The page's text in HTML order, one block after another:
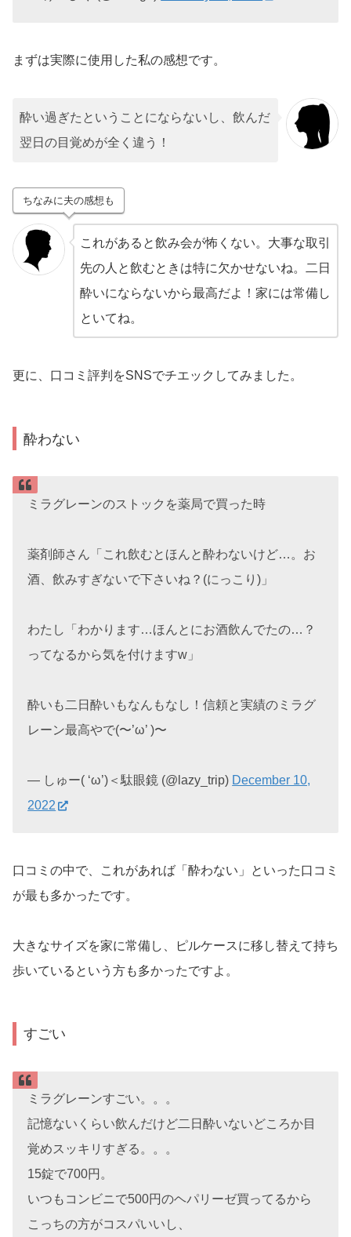
まずは実際に使用した私の感想です。
酔い過ぎたということにならないし、飲んだ
翌日の目覚めが全く違う！
ちなみに夫の感想も
これがあると飲み会が怖くない。大事な取引
先の人と飲むときは特に欠かせないね。二日
酔いにならないから最高だよ！家には常備し
といてね。
更に、口コミ評判をSNSでチエックしてみました。
酔わない
ミラグレーンのストックを薬局で買った時
薬剤師さん「これ飲むとほんと酔わないけど…。お
酒、飲みすぎないで下さいね？(にっこり)」
わたし「わかります…ほんとにお酒飲んでたの…？
ってなるから気を付けますw」
酔いも二日酔いもなんもなし！信頼と実績のミラグ
レーン最高やで(〜’ω’ )〜
— しゅー( ‘ω’)＜駄眼鏡 (@lazy_trip) December 10,
2022
口コミの中で、これがあれば「酔わない」といった口コミ
が最も多かったです。
大きなサイズを家に常備し、ピルケースに移し替えて持ち
歩いているという方も多かったですよ。
すごい
ミラグレーンすごい。。。
記憶ないくらい飲んだけど二日酔いないどころか目
覚めスッキリすぎる。。。
15錠で700円。
いつもコンビニで500円のヘパリーゼ買ってるから
こっちの方がコスパいいし、